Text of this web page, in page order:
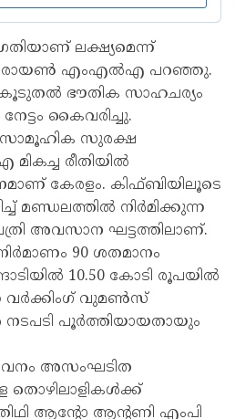
ലക്ഷ്യമെന്ന്
എംഎല്‍എ പറഞ്ഞു.
ഭൗതിക സാഹചര്യം
നേട്ടം കൈവരിച്ചു.
സാമൂഹിക സുരക്ഷ
രീതിയില്‍
കേരളം. കിഫ്ബിയിലൂടെ
മണ്ഡലത്തില്‍ നിര്‍മിക്കുന്ന
അവസാന ഘട്ടത്തിലാണ്.
90 ശതമാനം
10.50 കോടി രൂപയില്‍
വര്‍ക്കിംഗ് വുമണ്‍സ്
നടപടി പൂര്‍ത്തിയായതായും
അസംഘടിത
തൊഴിലാളികള്‍ക്ക്
ആന്റോ ആന്റണി എംപി